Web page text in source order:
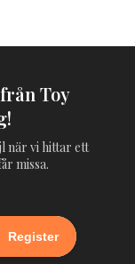
Toy
när vi hittar ett
missa.
Register